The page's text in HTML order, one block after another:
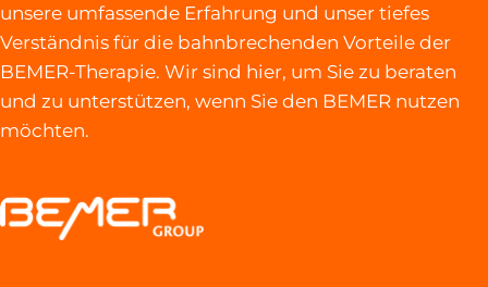
unsere umfassende Erfahrung und unser tiefes
Verständnis für die bahnbrechenden Vorteile der
BEMER-Therapie. Wir sind hier, um Sie zu beraten
und zu unterstützen, wenn Sie den BEMER nutzen
möchten.